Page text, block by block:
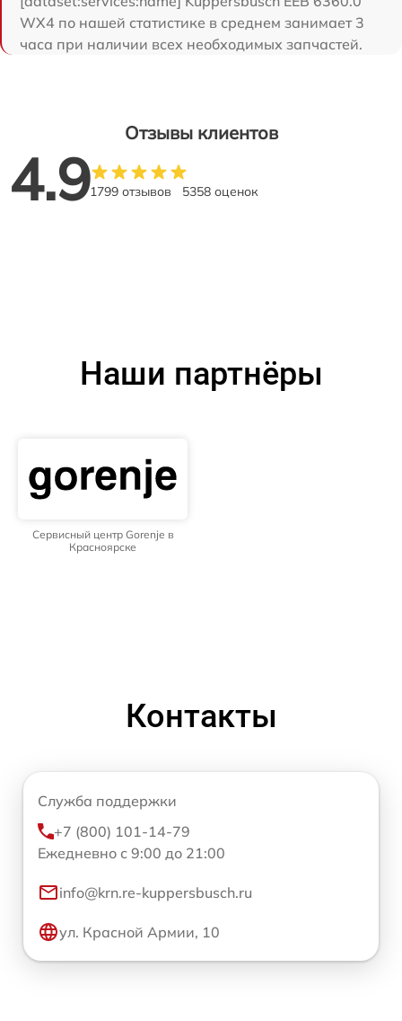
WX4 по нашей статистике в среднем занимает 3
часа при наличии всех необходимых запчастей.
Отзывы клиентов
4.91799 отзывов 5358 оценок
Наши партнёры
Сервисный центр Gorenje в
Красноярске
Контакты
Служба поддержки
+7 (800) 101-14-79
Ежедневно с 9:00 до 21:00
info@krn.re-kuppersbusch.ru
ул. Красной Армии, 10